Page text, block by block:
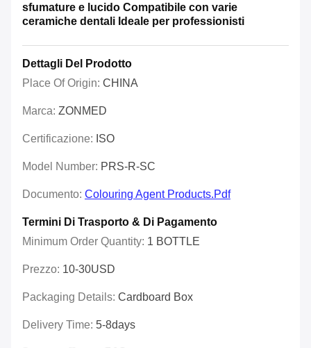
sfumature e lucido Compatibile con varie
ceramiche dentali Ideale per professionisti
Dettagli Del Prodotto
Place Of Origin: CHINA
Marca: ZONMED
Certificazione: ISO
Model Number: PRS-R-SC
Documento: Colouring Agent Products.pdf
Termini Di Trasporto & Di Pagamento
Minimum Order Quantity: 1 BOTTLE
Prezzo: 10-30USD
Packaging Details: Cardboard Box
Delivery Time: 5-8days